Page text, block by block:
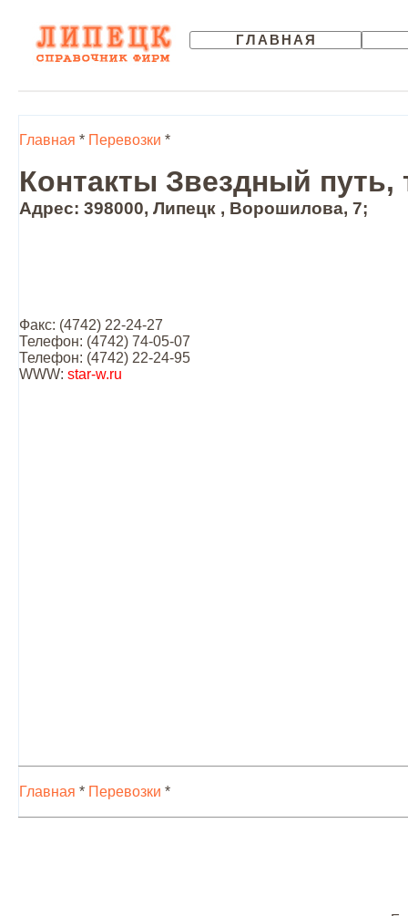
ГЛАВНАЯ
Главная * Перевозки *
Контакты Звездный путь,
Адрес: 398000, Липецк , Ворошилова, 7;
Факс: (4742) 22-24-27
Телефон: (4742) 74-05-07
Телефон: (4742) 22-24-95
WWW: star-w.ru
Главная * Перевозки *